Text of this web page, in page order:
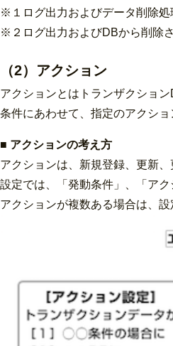
※１ログ出力およびデータ削除
※２ログ出力およびDBから削除
（2）アクション
アクションとはトランザクショ
条件にあわせて、指定のアクシ
■ アクションの考え方
アクションは、新規登録、更新
設定では、「発動条件」、「ア
アクションが複数ある場合は、